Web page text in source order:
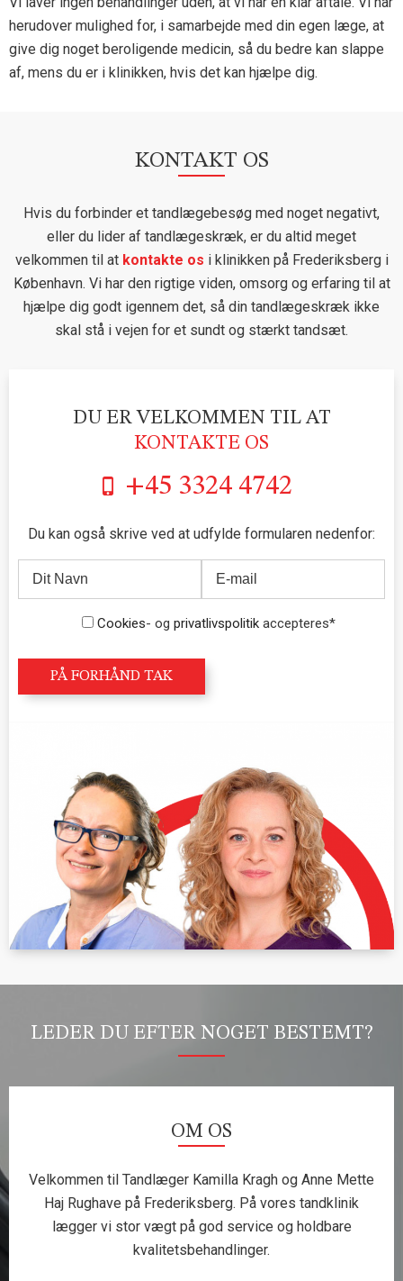
herudover mulighed for, i samarbejde med din egen læge, at
give dig noget beroligende medicin, så du bedre kan slappe
af, mens du er i klinikken, hvis det kan hjælpe dig.
KONTAKT OS
Hvis du forbinder et tandlægebesøg med noget negativt,
eller du lider af tandlægeskræk, er du altid meget
velkommen til at kontakte os i klinikken på Frederiksberg i
København. Vi har den rigtige viden, omsorg og erfaring til at
hjælpe dig godt igennem det, så din tandlægeskræk ikke
skal stå i vejen for et sundt og stærkt tandsæt.
DU ER VELKOMMEN TIL AT
KONTAKTE OS
+45 3324 4742
Du kan også skrive ved at udfylde formularen nedenfor:
Cookies- og privatlivspolitikaccepteres*
LEDER DU EFTER NOGET BESTEMT?
OM OS
Velkommen til Tandlæger Kamilla Kragh og Anne Mette
Haj Rughave på Frederiksberg. På vores tandklinik
lægger vi stor vægt på god service og holdbare
kvalitetsbehandlinger.